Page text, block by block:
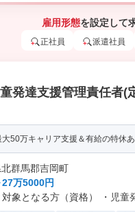
雇用形態を設定して
正社員 派遣社員
発達支援管理責任者(
50万キャリア支援＆有給の特休あ
群馬郡吉岡町
万5000円
象となる方（資格） ・児童